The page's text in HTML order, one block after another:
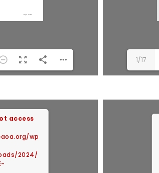
1/17
access
wp
2024/